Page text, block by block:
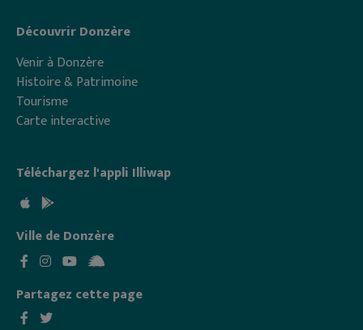
Découvrir Donzère
Venir à Donzère
Histoire & Patrimoine
Tourisme
Carte interactive
Téléchargez l'appli Illiwap
Ville de Donzère
Partagez cette page